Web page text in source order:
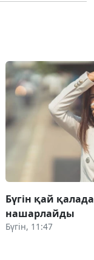
Бүгін қай
нашарлайды
Бүгін, 11:47